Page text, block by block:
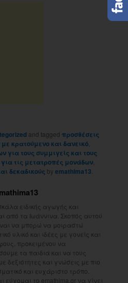
and tagged προσθέσεις
κρατούμενο και δανεικό
για τους συμμιγείς και τους
τις μετατροπές μονάδων
δεκαδικούς byemathima13
ειδικής αγωγής και
από τα Ιωάννινα. Σκοπός αυτού
να μπορώ να μοιραστώ
υλικό και ιδέες με γονείς και
προκειμένου να
τα παιδιά και να τους
δεξιότητες και γνώσεις με πιο
και ευχάριστο τρόπο.
εύχομαι το emathima.gr να γίνει